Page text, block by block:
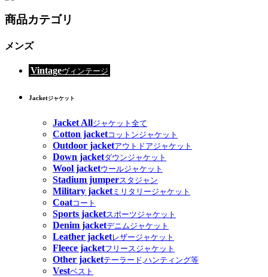
商品カテゴリ
メンズ
Vintageヴィンテージ
Jacketジャケット
Jacket Allジャケット全て
Cotton jacketコットンジャケット
Outdoor jacketアウトドアジャケット
Down jacketダウンジャケット
Wool jacketウールジャケット
Stadium jumperスタジャン
Military jacketミリタリージャケット
Coatコート
Sports jacketスポーツジャケット
Denim jacketデニムジャケット
Leather jacketレザージャケット
Fleece jacketフリースジャケット
Other jacketテーラード,ハンティング等
Vestベスト